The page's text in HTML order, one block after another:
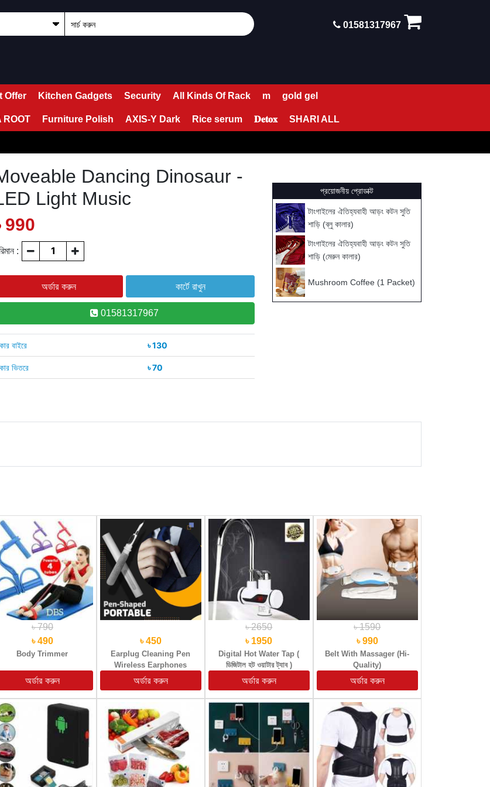
01581317967
Offer Kitchen Gadgets Security All Kinds Of Rack m gold gel
ROOT Furniture Polish AXIS-Y Dark Rice serum 𝐃𝐞𝐭𝐨𝐱 SHARI ALL
Dancing Dinosaur -
Light Music
990
:
01581317967
বাইরে ৳ 130
ভিতরে ৳ 70
প্রয়োজনীয় প্রোডাক্ট
টাংগাইলের ঐতিহ্যবাহী আড়ং কটন সুতি
শাড়ি (ব্লু কালার)
টাংগাইলের ঐতিহ্যবাহী আড়ং কটন সুতি
শাড়ি (মেরুন কালার)
Mushroom Coffee (1 Packet)
৳ 790
৳ 490
Body Trimmer
৳ 450
Earplug Cleaning Pen
Wireless Earphones
Cleaning Pen Brush
৳ 2650
৳ 1950
Digital Hot Water Tap (
ডিজিটাল হট ওয়াটার ট্যাব )
৳ 1590
৳ 990
Belt With Massager (Hi-
Quality)